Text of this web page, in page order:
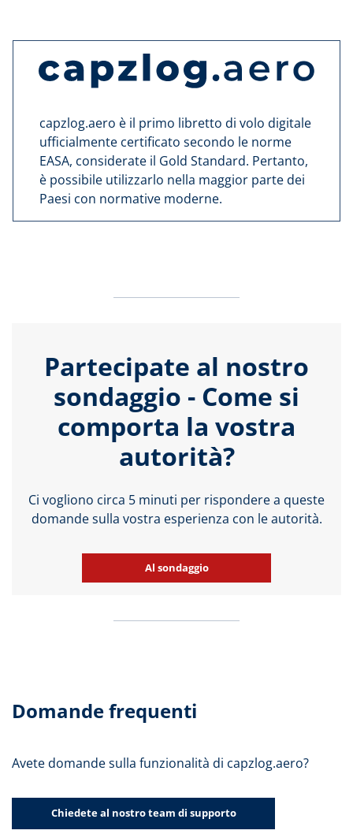
capzlog.aero è il primo libretto di volo digitale
ufficialmente certificato secondo le norme
EASA, considerate il Gold Standard. Pertanto,
è possibile utilizzarlo nella maggior parte dei
Paesi con normative moderne.
Partecipate al nostro
sondaggio - Come si
comporta la vostra
autorità?
Ci vogliono circa 5 minuti per rispondere a queste
domande sulla vostra esperienza con le autorità.
Al sondaggio
Domande frequenti
Avete domande sulla funzionalità di capzlog.aero?
Chiedete al nostro team di supporto